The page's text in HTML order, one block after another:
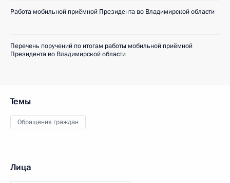
Работа мобильной приёмной Президента во Владимирской области
Перечень поручений по итогам работы мобильной приёмной
Президента во Владимирской области
Темы
Обращения граждан
Лица